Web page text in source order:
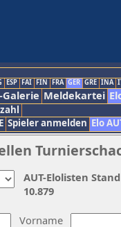
ESP FAI FIN FRA GER GRE INA
Galerie Meldekartei
Spieler anmelden Elo
Vorname
AUT-Elolisten
10.879